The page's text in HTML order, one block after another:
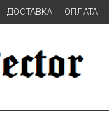
ДОСТАВКА ОПЛАТА